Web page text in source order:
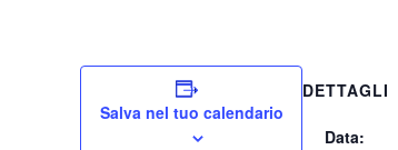
Salva nel tuo calendario
DETTAGLI
Data: